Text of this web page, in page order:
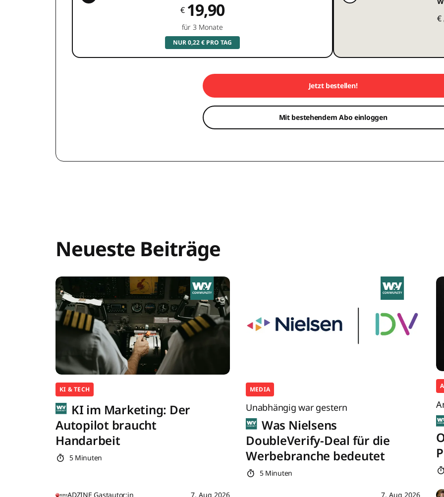
€ 19,90
für 3 Monate
NUR 0,22 € PRO TAG
€
Jetzt bestellen!
Mit bestehendem Abo einloggen
Neueste Beiträge
KI & TECH
KI im Marketing: Der
Autopilot braucht
Handarbeit
5 Minuten
ADZINE Gastautor:in 7. Aug 2026
MEDIA
Unabhängig war gestern
Was Nielsens
DoubleVerify-Deal für die
Werbebranche bedeutet
5 Minuten
7. Aug 2026